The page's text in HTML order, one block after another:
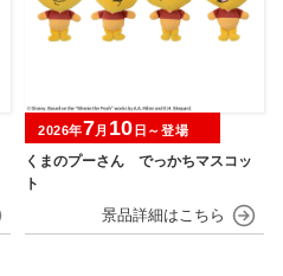
くまのプーさん でっかちマスコッ
ト
2026年7月 10 日～登場